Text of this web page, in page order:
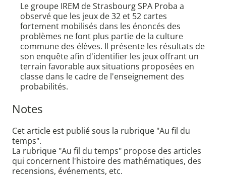
Le groupe IREM de Strasbourg SPA Proba a
observé que les jeux de 32 et 52 cartes
fortement mobilisés dans les énoncés des
problèmes ne font plus partie de la culture
commune des élèves. Il présente les résultats de
son enquête afin d'identifier les jeux offrant un
terrain favorable aux situations proposées en
classe dans le cadre de l'enseignement des
probabilités.
Notes
Cet article est publié sous la rubrique "Au fil du
temps".
La rubrique "Au fil du temps" propose des articles
qui concernent l'histoire des mathématiques, des
recensions, événements, etc.